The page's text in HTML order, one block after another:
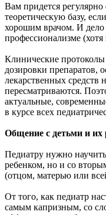
Вам придется
теоретическую базу,
хорошим врачом. И дело
профессионализме
Клинические протоколы
дозировки препаратов,
лекарственных средств
пересматриваются.
актуальные,
в курсе всех
Общение с детьми и их
Педиатру нужно
ребенком, но и со
(отцом, матерью или
От того, как педиатр
самым капризным, со